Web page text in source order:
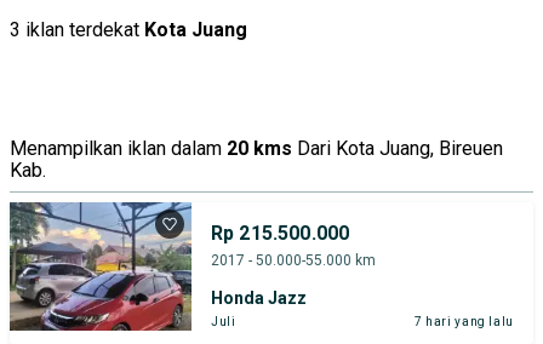
3 iklan terdekat Kota Juang
Menampilkan iklan dalam 20 kms Dari Kota Juang, Bireuen
Kab.
Rp 215.500.000
2017 - 50.000-55.000 km
Honda Jazz
Juli 7 hari yang lalu